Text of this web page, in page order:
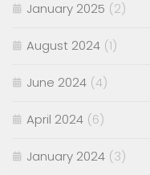
January 2025 (2)
August 2024 (1)
June 2024 (4)
April 2024 (6)
January 2024 (3)